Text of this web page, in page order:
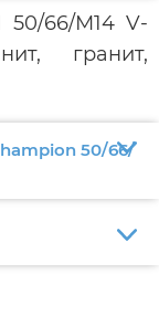
50/66/М14 V-
гранит,
50/66/